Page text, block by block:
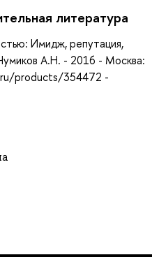
литература
Имидж, репутация,
А.Н. - 2016 - Москва:
products/354472 -